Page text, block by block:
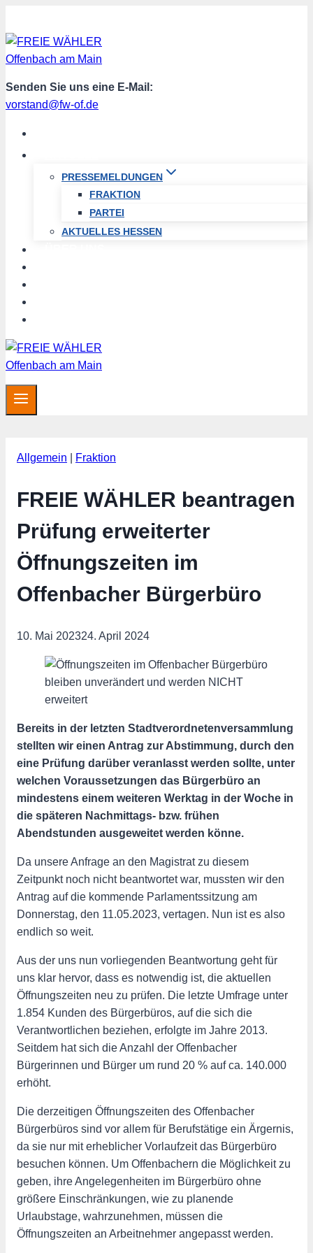
Inhalt
springen
Senden Sie uns eine E-Mail:
vorstand@fw-of.de
PRESSEMELDUNGEN
FRAKTION
PARTEI
AKTUELLES HESSEN
Allgemein Fraktion
FREIE WÄHLER beantragen
Prüfung erweiterter
Öffnungszeiten im
Offenbacher Bürgerbüro
10. Mai 202324. April 2024
Bereits in der letzten Stadtverordnetenversammlung
stellten wir einen Antrag zur Abstimmung, durch den
eine Prüfung darüber veranlasst werden sollte, unter
welchen Voraussetzungen das Bürgerbüro an
mindestens einem weiteren Werktag in der Woche in
die späteren Nachmittags- bzw. frühen
Abendstunden ausgeweitet werden könne.
Da unsere Anfrage an den Magistrat zu diesem
Zeitpunkt noch nicht beantwortet war, mussten wir den
Antrag auf die kommende Parlamentssitzung am
Donnerstag, den 11.05.2023, vertagen. Nun ist es also
endlich so weit.
Aus der uns nun vorliegenden Beantwortung geht für
uns klar hervor, dass es notwendig ist, die aktuellen
Öffnungszeiten neu zu prüfen. Die letzte Umfrage unter
1.854 Kunden des Bürgerbüros, auf die sich die
Verantwortlichen beziehen, erfolgte im Jahre 2013.
Seitdem hat sich die Anzahl der Offenbacher
Bürgerinnen und Bürger um rund 20 % auf ca. 140.000
erhöht.
Die derzeitigen Öffnungszeiten des Offenbacher
Bürgerbüros sind vor allem für Berufstätige ein Ärgernis,
da sie nur mit erheblicher Vorlaufzeit das Bürgerbüro
besuchen können. Um Offenbachern die Möglichkeit zu
geben, ihre Angelegenheiten im Bürgerbüro ohne
größere Einschränkungen, wie zu planende
Urlaubstage, wahrzunehmen, müssen die
Öffnungszeiten an Arbeitnehmer angepasst werden.